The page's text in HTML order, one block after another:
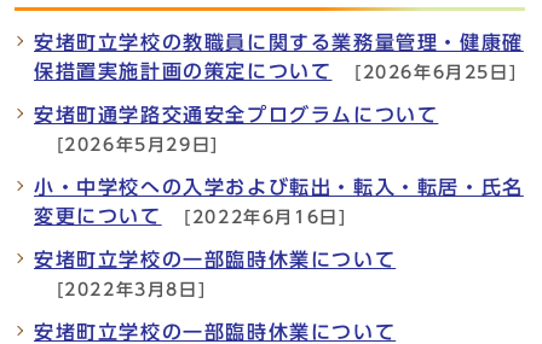
安堵町立学校の教職員に関する業務量管理・健康確
保措置実施計画の策定について
[2026年6月25日]
安堵町通学路交通安全プログラムについて
[2026年5月29日]
小・中学校への入学および転出・転入・転居・氏名
変更について
[2022年6月16日]
安堵町立学校の一部臨時休業について
[2022年3月8日]
安堵町立学校の一部臨時休業について